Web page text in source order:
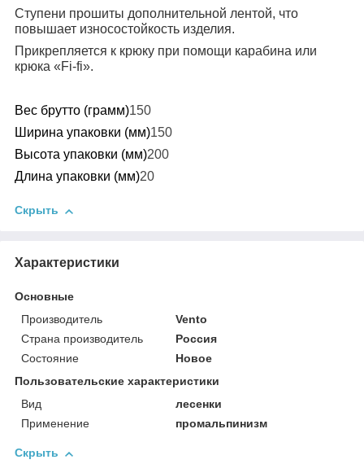
Ступени прошиты дополнительной лентой, что
повышает износостойкость изделия.
Прикрепляется к крюку при помощи карабина или
крюка «Fi-fi».
Вес брутто (грамм)150
Ширина упаковки (мм)150
Высота упаковки (мм)200
Длина упаковки (мм)20
Скрыть
Характеристики
Основные
Производитель
Vento
Страна производитель
Россия
Состояние
Новое
Пользовательские характеристики
Вид
лесенки
Применение
промальпинизм
Скрыть